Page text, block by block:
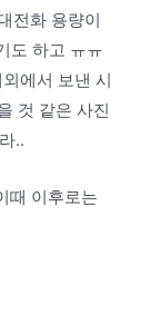
전화 용량이
도 하고 ㅠㅠ
에서 보낸 시
것 같은 사진
..
때 이후로는